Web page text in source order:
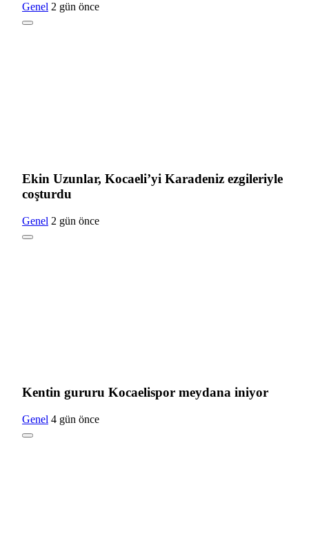
Genel 2 gün önce
Ekin Uzunlar, Kocaeli’yi Karadeniz ezgileriyle
coşturdu
Genel 2 gün önce
Kentin gururu Kocaelispor meydana iniyor
Genel 4 gün önce